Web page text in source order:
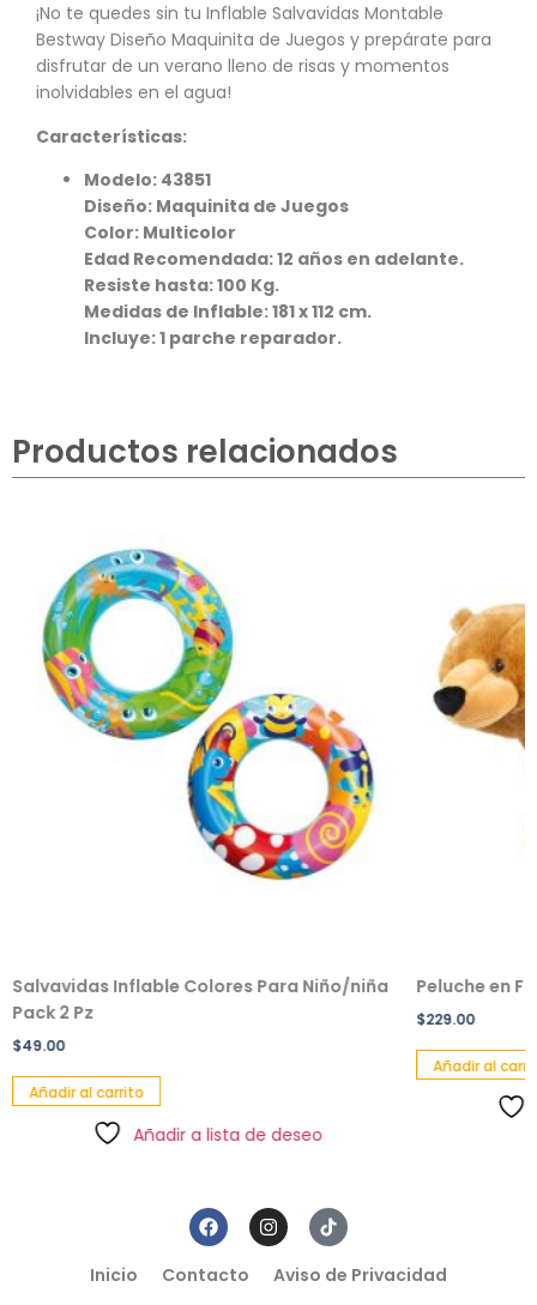
¡No te quedes sin tu Inflable Salvavidas Montable
Bestway Diseño Maquinita de Juegos y prepárate para
disfrutar de un verano lleno de risas y momentos
inolvidables en el agua!
Características:
Modelo: 43851
Diseño: Maquinita de Juegos
Color: Multicolor
Edad Recomendada: 12 años en adelante.
Resiste hasta: 100 Kg.
Medidas de Inflable: 181 x 112 cm.
Incluye: 1 parche reparador.
Productos relacionados
Salvavidas Inflable Colores Para Niño/niña
Pack 2 Pz
$49.00
Añadir al carrito
Añadir a lista de deseo
Peluche en
$229.00
Añadir al
Inicio Contacto Aviso de Privacidad